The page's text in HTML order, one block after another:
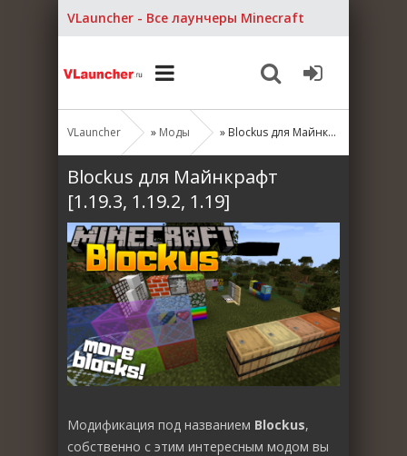
VLauncher - Все лаунчеры Minecraft
VLauncher » Моды » Blockus для Майнкрафт [1.19.3, 1.19.2, 1.19]
Blockus для Майнкрафт
[1.19.3, 1.19.2, 1.19]
Модификация под названием Blockus,
собственно с этим интересным модом вы